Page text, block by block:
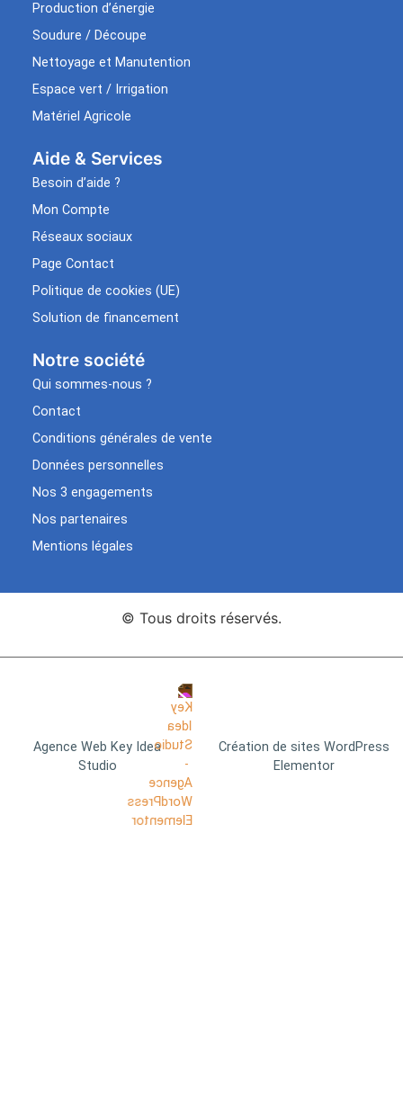
Production d’énergie
Soudure / Découpe
Nettoyage et Manutention
Espace vert / Irrigation
Matériel Agricole
Aide & Services​
Besoin d’aide ?
Mon Compte
Réseaux sociaux
Page Contact
Politique de cookies (UE)
Solution de financement
Notre société
Qui sommes-nous ?
Contact
Conditions générales de vente
Données personnelles
Nos 3 engagements
Nos partenaires
Mentions légales
© Tous droits réservés.
Agence Web Key Idea
Studio
Création de sites WordPress
Elementor